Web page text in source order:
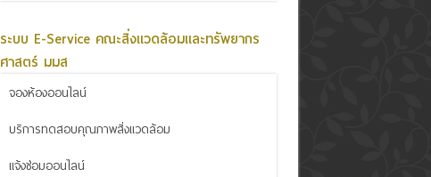
ระบบ E-Service คณะสิ่งแวดล้อมและทรัพยากร
ศาสตร์ มมส
จองห้องออนไลน์
บริการทดสอบคุณภาพสิ่งแวดล้อม
แจ้งซ่อมออนไลน์